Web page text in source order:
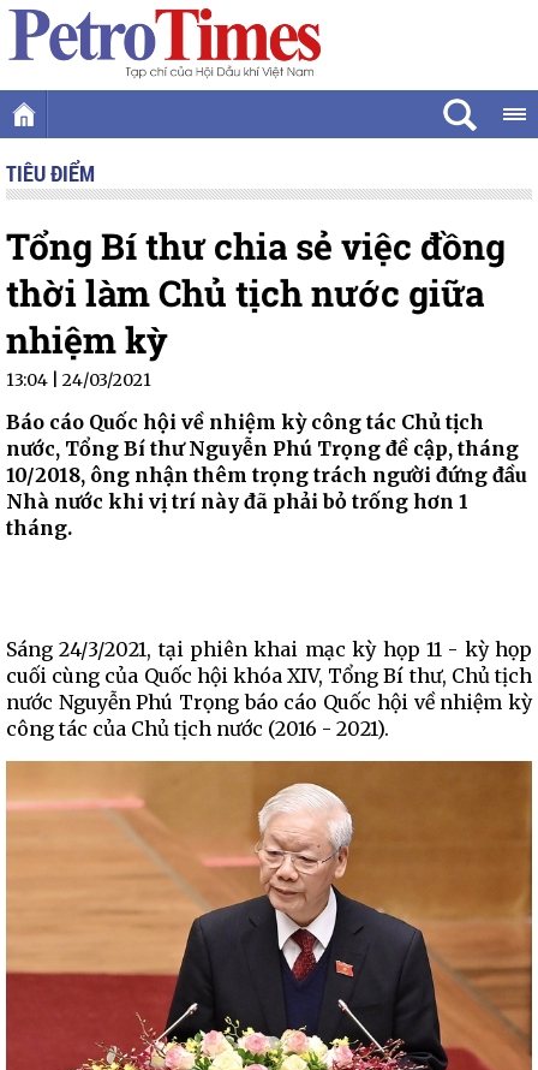
TIÊU ĐIỂM
Tổng Bí thư chia sẻ việc đồng
thời làm Chủ tịch nước giữa
nhiệm kỳ
13:04 | 24/03/2021
Báo cáo Quốc hội về nhiệm kỳ công tác Chủ tịch
nước, Tổng Bí thư Nguyễn Phú Trọng đề cập, tháng
10/2018, ông nhận thêm trọng trách người đứng đầu
Nhà nước khi vị trí này đã phải bỏ trống hơn 1
tháng.
Sáng 24/3/2021, tại phiên khai mạc kỳ họp 11 - kỳ họp
cuối cùng của Quốc hội khóa XIV, Tổng Bí thư, Chủ tịch
nước Nguyễn Phú Trọng báo cáo Quốc hội về nhiệm kỳ
công tác của Chủ tịch nước (2016 - 2021).